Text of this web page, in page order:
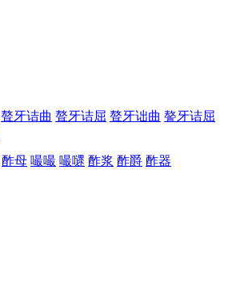
聱牙诘曲 聱牙诘屈 聱牙诎曲 謷牙诘屈
酢母 嘬嘬 嘬嚃 酢浆 酢爵 酢器